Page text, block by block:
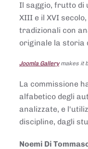
Il saggio, frutto di
XIII e il XVI
tradizionali con
originale la storia
Joomla Gallerymakes it
La commissione
alfabetico degli
analizzate, e
discipline, dagli
Noemi Di